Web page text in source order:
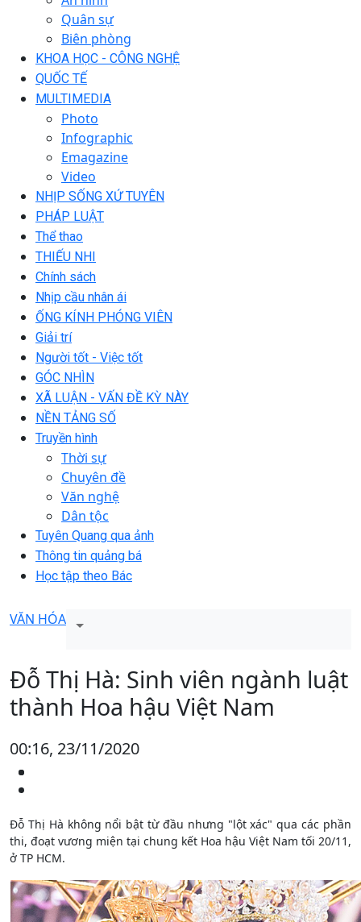
Quân sự
Biên phòng
KHOA HỌC - CÔNG NGHỆ
QUỐC TẾ
MULTIMEDIA
Photo
Infographic
Emagazine
Video
NHỊP SỐNG XỨ TUYÊN
PHÁP LUẬT
Thể thao
THIẾU NHI
Chính sách
Nhịp cầu nhân ái
ỐNG KÍNH PHÓNG VIÊN
Giải trí
Người tốt - Việc tốt
GÓC NHÌN
XÃ LUẬN - VẤN ĐỀ KỲ NÀY
NỀN TẢNG SỐ
Truyền hình
Thời sự
Chuyên đề
Văn nghệ
Dân tộc
Tuyên Quang qua ảnh
Thông tin quảng bá
Học tập theo Bác
VĂN HÓA
Đỗ Thị Hà: Sinh viên ngành luật
thành Hoa hậu Việt Nam
00:16, 23/11/2020
Đỗ Thị Hà không nổi bật từ đầu nhưng "lột xác" qua các phần
thi, đoạt vương miện tại chung kết Hoa hậu Việt Nam tối 20/11,
ở TP HCM.